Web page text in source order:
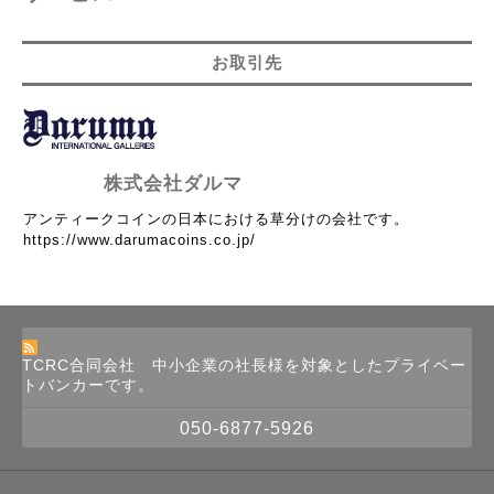
お取引先
株式会社ダルマ
アンティークコインの日本における草分けの会社です。
https://www.darumacoins.co.jp/
TCRC合同会社 中小企業の社長様を対象としたプライベー
トバンカーです。
050-6877-5926